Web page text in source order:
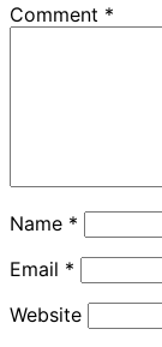
Comment *
Name *
Email *
Website